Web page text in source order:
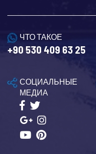
ЧТО ТАКОЕ
+90 530 409 63 25
СОЦИАЛЬНЫЕ
МЕДИА